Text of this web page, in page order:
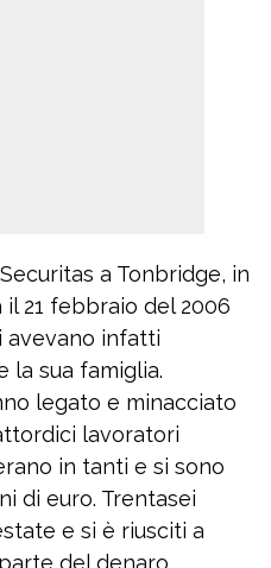
a Tonbridge, in
21 febbraio del 2006
avevano infatti
la sua famiglia.
legato e minacciato
lavoratori
in tanti e si sono
di euro. Trentasei
e si è riusciti a
del denaro.